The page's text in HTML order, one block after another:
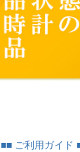
■■ ご利用ガイド